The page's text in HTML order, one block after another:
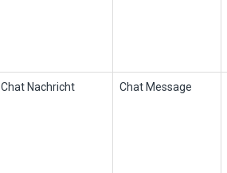
Chat Nachricht Chat Message